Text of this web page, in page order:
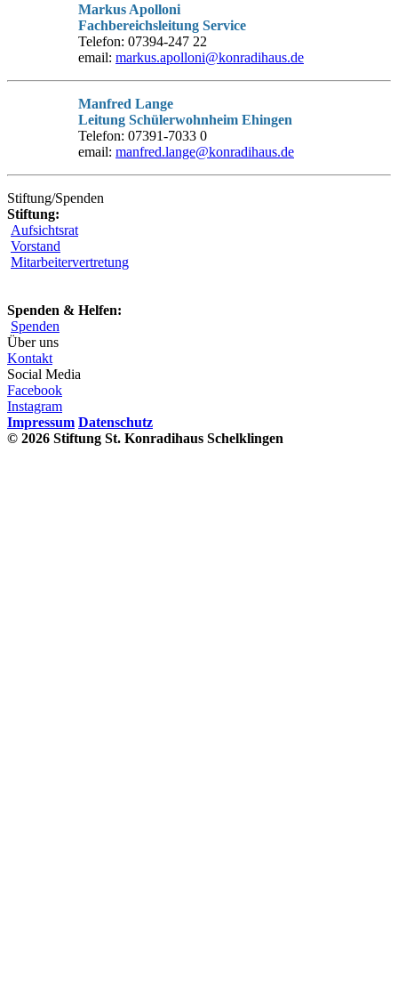
Markus Apolloni
Fachbereichsleitung Service
Telefon: 07394-247 22
email: markus.apolloni@konradihaus.de
Manfred Lange
Leitung Schülerwohnheim Ehingen
Telefon: 07391-7033 0
email: manfred.lange@konradihaus.de
Stiftung/Spenden
Stiftung:
Aufsichtsrat
Vorstand
Mitarbeitervertretung
Spenden & Helfen:
Spenden
Über uns
Kontakt
Social Media
Facebook
Instagram
Impressum Datenschutz
© 2026 Stiftung St. Konradihaus Schelklingen